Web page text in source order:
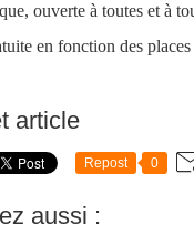
ouverte à toutes et à
en fonction des
article
Repost 0
aussi :